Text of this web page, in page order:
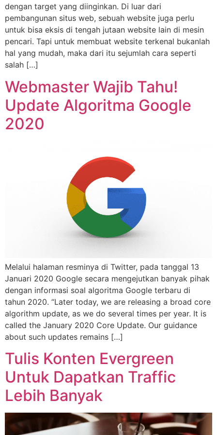
dengan target yang diinginkan. Di luar dari
pembangunan situs web, sebuah website juga perlu
untuk bisa eksis di tengah jutaan website lain di mesin
pencari. Tapi untuk membuat website terkenal bukanlah
hal yang mudah, maka dari itu sejumlah cara seperti
salah […]
Webmaster Wajib Tahu!
Update Algoritma Google
2020
Melalui halaman resminya di Twitter, pada tanggal 13
Januari 2020 Google secara mengejutkan banyak pihak
dengan informasi soal algoritma Google terbaru di
tahun 2020. “Later today, we are releasing a broad core
algorithm update, as we do several times per year. It is
called the January 2020 Core Update. Our guidance
about such updates remains […]
Tulis Konten Evergreen
Untuk Dapatkan Traffic
Lebih Banyak